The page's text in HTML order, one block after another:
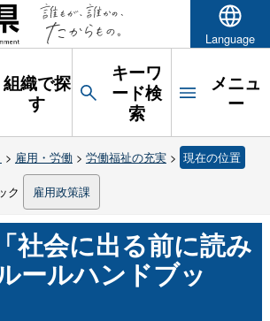
Language
組織で探
す
キーワ
ード検
索
メニュ
ー
> 雇用・労働 > 労働福祉の充実> 現在の位置
ク 雇用政策課
社会に出る前に読み
ールハンドブッ